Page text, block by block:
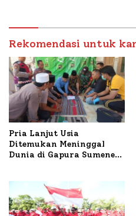
Rekomendasi untuk
Pria Lanjut Usia
Ditemukan Meninggal
Dunia di Gapura Sumenep,